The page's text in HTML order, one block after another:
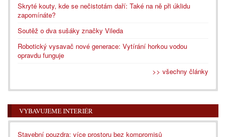
Skryté kouty, kde se nečistotám daří: Také na ně při úklidu
zapomínáte?
Soutěž o dva sušáky značky Vileda
Robotický vysavač nové generace: Vytírání horkou vodou
opravdu funguje
>> všechny články
VYBAVUJEME INTERIÉR
Stavební pouzdra: více prostoru bez kompromisů